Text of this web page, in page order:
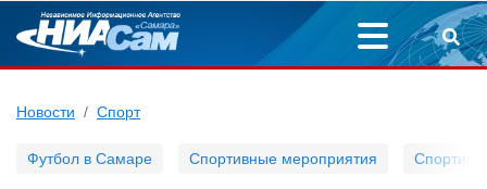
Новости Спорт
Футбол в Самаре Спортивные мероприятия